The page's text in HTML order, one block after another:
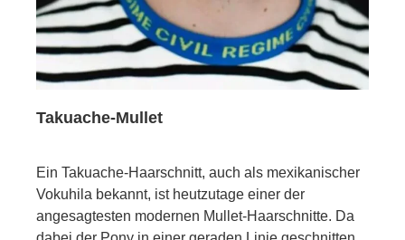
Takuache-Mullet
Ein Takuache-Haarschnitt, auch als mexikanischer
Vokuhila bekannt, ist heutzutage einer der
angesagtesten modernen Mullet-Haarschnitte. Da